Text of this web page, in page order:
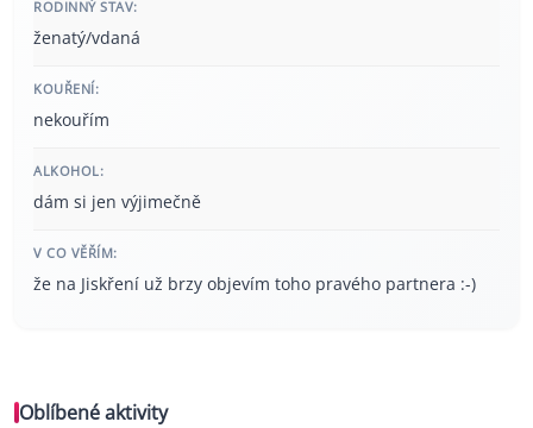
RODINNÝ STAV:
ženatý/vdaná
KOUŘENÍ:
nekouřím
ALKOHOL:
dám si jen výjimečně
V CO VĚŘÍM:
že na Jiskření už brzy objevím toho pravého partnera :-)
Oblíbené aktivity